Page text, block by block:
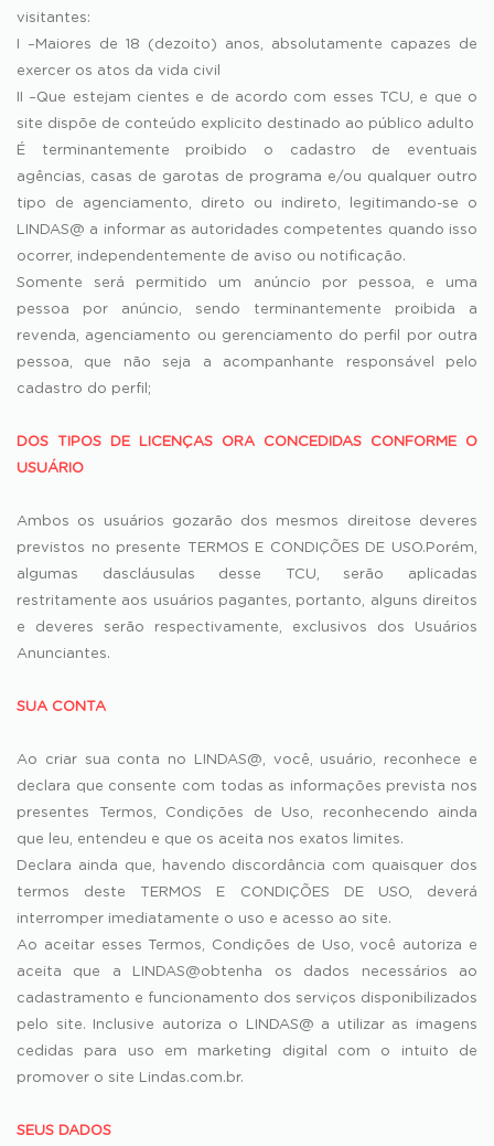
visitantes:
I –Maiores de 18 (dezoito) anos, absolutamente capazes de
exercer os atos da vida civil
II –Que estejam cientes e de acordo com esses TCU, e que o
site dispõe de conteúdo explicito destinado ao público adulto
É terminantemente proibido o cadastro de eventuais
agências, casas de garotas de programa e/ou qualquer outro
tipo de agenciamento, direto ou indireto, legitimando-se o
LINDAS@ a informar as autoridades competentes quando isso
ocorrer, independentemente de aviso ou notificação.
Somente será permitido um anúncio por pessoa, e uma
pessoa por anúncio, sendo terminantemente proibida a
revenda, agenciamento ou gerenciamento do perfil por outra
pessoa, que não seja a acompanhante responsável pelo
cadastro do perfil;
DOS TIPOS DE LICENÇAS ORA CONCEDIDAS CONFORME O
USUÁRIO
Ambos os usuários gozarão dos mesmos direitose deveres
previstos no presente TERMOS E CONDIÇÕES DE USO.Porém,
algumas dascláusulas desse TCU, serão aplicadas
restritamente aos usuários pagantes, portanto, alguns direitos
e deveres serão respectivamente, exclusivos dos Usuários
Anunciantes.
SUA CONTA
Ao criar sua conta no LINDAS@, você, usuário, reconhece e
declara que consente com todas as informações prevista nos
presentes Termos, Condições de Uso, reconhecendo ainda
que leu, entendeu e que os aceita nos exatos limites.
Declara ainda que, havendo discordância com quaisquer dos
termos deste TERMOS E CONDIÇÕES DE USO, deverá
interromper imediatamente o uso e acesso ao site.
Ao aceitar esses Termos, Condições de Uso, você autoriza e
aceita que a LINDAS@obtenha os dados necessários ao
cadastramento e funcionamento dos serviços disponibilizados
pelo site. Inclusive autoriza o LINDAS@ a utilizar as imagens
cedidas para uso em marketing digital com o intuito de
promover o site Lindas.com.br.
SEUS DADOS